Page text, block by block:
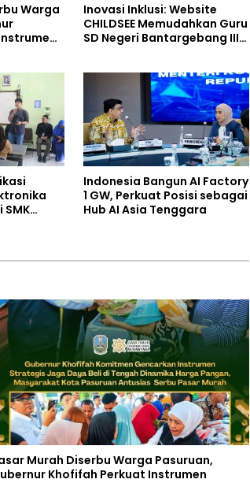
Warga
Inovasi Inklusi: Website
CHILDSEE Memudahkan Guru
SD Negeri Bantargebang III
Indonesia Bangun AI Factory
1 GW, Perkuat Posisi sebagai
Hub AI Asia Tenggara
Murah Diserbu Warga Pasuruan,
Khofifah Perkuat Instrumen